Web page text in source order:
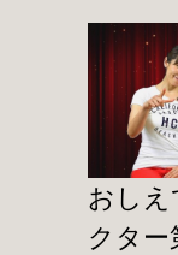
ー出演トー
ーク】(1/4)
ーク】(2/4)
おしえ
クター